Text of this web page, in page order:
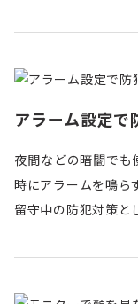
アラーム設定で
夜間などの暗闇で
時にアラームを鳴ら
留守中の防犯対策と